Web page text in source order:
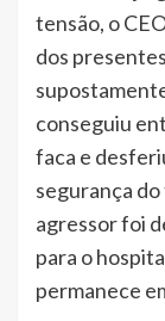
tensão, o
dos
conseguiu
faca e
segurança
agressor foi
para o
permanece